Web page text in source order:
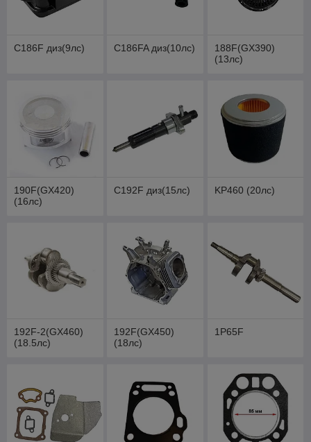
C186F диз(9лс) C186FA диз(10лс)
188F(GX390)
(13лс)
190F(GX420)
(16лс)
C192F диз(15лс) KP460 (20лс)
192F-2(GX460)
(18.5лс)
192F(GX450)
(18лс)
1P65F